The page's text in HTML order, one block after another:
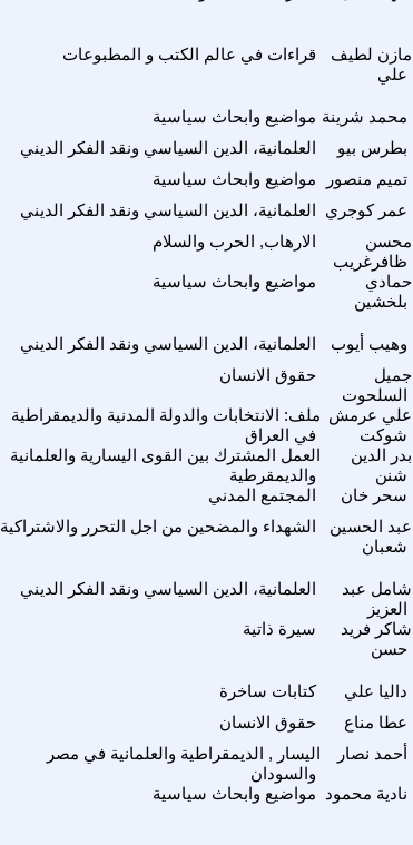
قراءات في عالم الكتب و المطبوعات
مازن لطيف
علي
مواضيع وابحاث سياسية محمد شرينة
العلمانية، الدين السياسي ونقد الفكر الديني
بطرس بيو
مواضيع وابحاث سياسية
تميم منصور
العلمانية، الدين السياسي ونقد الفكر الديني عمر كوجري
الارهاب, الحرب والسلام
محسن
ظافرغريب
مواضيع وابحاث سياسية
حمادي
بلخشين
العلمانية، الدين السياسي ونقد الفكر الديني وهيب أيوب
حقوق الانسان
جميل
السلحوت
ملف: الانتخابات والدولة المدنية والديمقراطية
في العراق
علي عرمش
شوكت
العمل المشترك بين القوى اليسارية والعلمانية
والديمقرطية
بدر الدين
شنن
المجتمع المدني سحر خان
الشهداء والمضحين من اجل التحرر والاشتراكية
عبد الحسين
شعبان
العلمانية، الدين السياسي ونقد الفكر الديني
شامل عبد
العزيز
سيرة ذاتية
شاكر فريد
حسن
كتابات ساخرة داليا علي
حقوق الانسان
عطا مناع
اليسار , الديمقراطية والعلمانية في مصر
والسودان
أحمد نصار
مواضيع وابحاث سياسية نادية محمود